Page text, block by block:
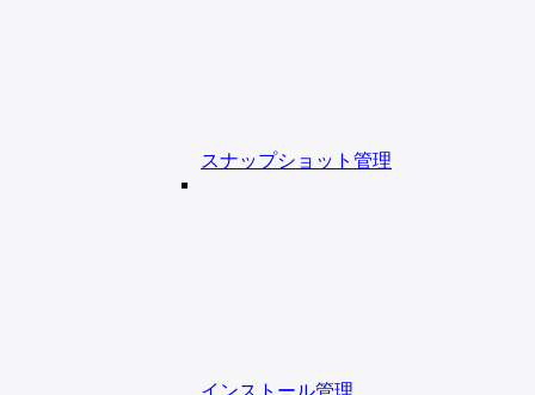
スナップショット管理